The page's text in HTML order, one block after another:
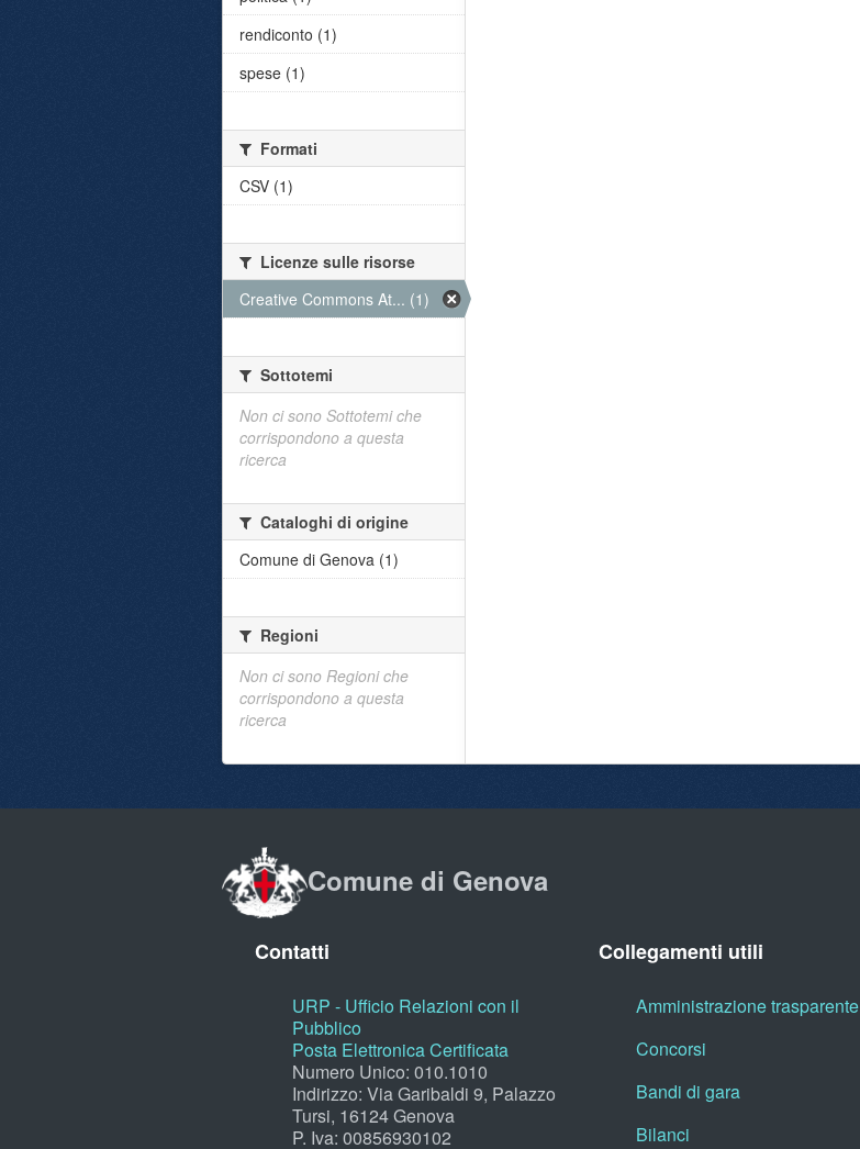
rendiconto (1)
spese (1)
Formati
CSV (1)
Licenze sulle risorse
Creative Commons At... (1)
Sottotemi
Non ci sono Sottotemi che
corrispondono a questa
ricerca
Cataloghi di origine
Comune di Genova (1)
Regioni
Non ci sono Regioni che
corrispondono a questa
ricerca
Comune di Genova
Contatti
URP - Ufficio Relazioni con il
Pubblico
Posta Elettronica Certificata
Numero Unico: 010.1010
Indirizzo: Via Garibaldi 9, Palazzo
Tursi, 16124 Genova
P. Iva: 00856930102
Collegamenti utili
Amministrazione trasparente
Concorsi
Bandi di gara
Bilanci